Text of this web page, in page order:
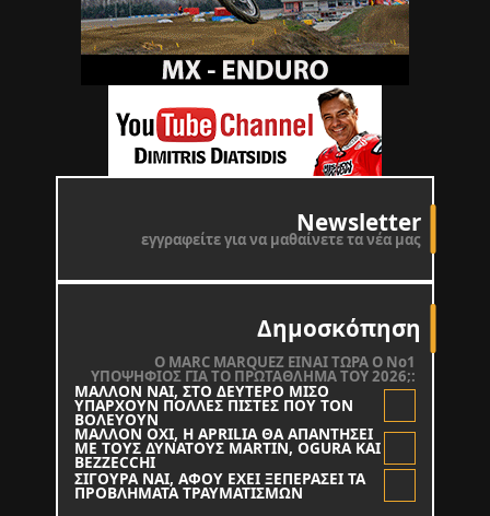
Newsletter
εγγραφείτε για να μαθαίνετε τα νέα μας
Δημοσκόπηση
O MARC MARQUEZ ΕΙΝΑΙ ΤΩΡΑ Ο Νο1
ΥΠΟΨΗΦΙΟΣ ΓΙΑ ΤΟ ΠΡΩΤΑΘΛΗΜΑ ΤΟΥ 2026;:
ΜΑΛΛΟΝ ΝΑΙ, ΣΤΟ ΔΕΥΤΕΡΟ ΜΙΣΟ
ΥΠΑΡΧΟΥΝ ΠΟΛΛΕΣ ΠΙΣΤΕΣ ΠΟΥ ΤΟΝ
ΒΟΛΕΥΟΥΝ
ΜΑΛΛΟΝ ΟΧΙ, Η APRILIA ΘΑ ΑΠΑΝΤΗΣΕΙ
ΜΕ ΤΟΥΣ ΔΥΝΑΤΟΥΣ MARTIN, OGURA KAI
BEZZECCHI
ΣΙΓΟΥΡΑ ΝΑΙ, ΑΦΟΥ ΕΧΕΙ ΞΕΠΕΡΑΣΕΙ ΤΑ
ΠΡΟΒΛΗΜΑΤΑ ΤΡΑΥΜΑΤΙΣΜΩΝ